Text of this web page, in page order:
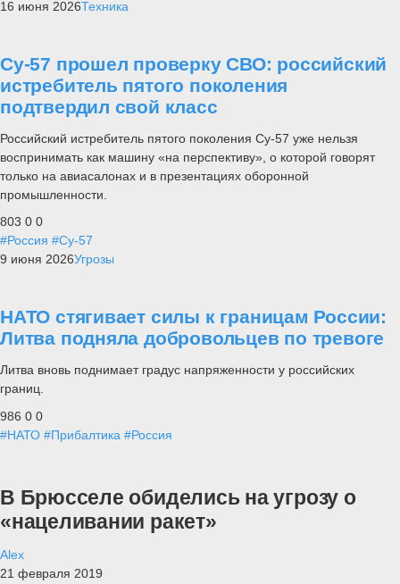
16 июня 2026Техника
Су-57 прошел проверку СВО: российский
истребитель пятого поколения
подтвердил свой класс
Российский истребитель пятого поколения Су-57 уже нельзя
воспринимать как машину «на перспективу», о которой говорят
только на авиасалонах и в презентациях оборонной
промышленности.
803 0 0
#Россия #Су-57
9 июня 2026Угрозы
НАТО стягивает силы к границам России:
Литва подняла добровольцев по тревоге
Литва вновь поднимает градус напряженности у российских
границ.
986 0 0
#НАТО #Прибалтика #Россия
В Брюсселе обиделись на угрозу о
«нацеливании ракет»
Alex
21 февраля 2019